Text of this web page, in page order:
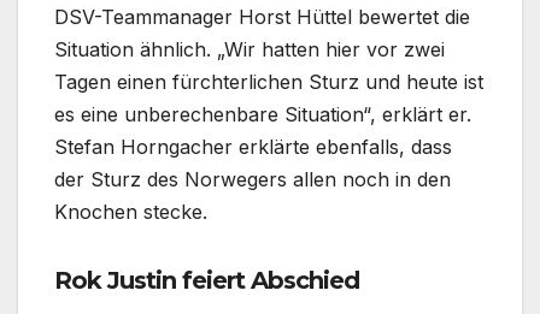
DSV-Teammanager Horst Hüttel bewertet die
Situation ähnlich. „Wir hatten hier vor zwei
Tagen einen fürchterlichen Sturz und heute ist
es eine unberechenbare Situation“, erklärt er.
Stefan Horngacher erklärte ebenfalls, dass
der Sturz des Norwegers allen noch in den
Knochen stecke.
Rok Justin feiert Abschied